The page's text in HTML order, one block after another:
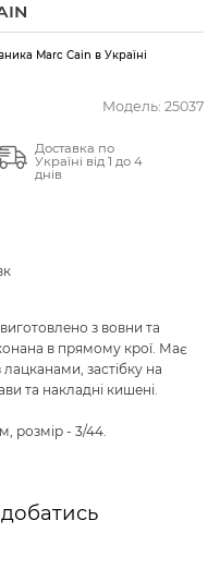
Marc Cain в Україні
Модель: 25037
Доставка по
Україні від 1 до 4
днів
з вовни та
в прямому крої. Має
застібку на
та накладні кишені.
розмір - 3/44.